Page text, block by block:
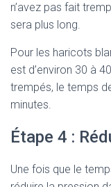
n’avez pas fait
sera plus long.
Pour les haricots
est d’environ 30 à
trempés, le temps
minutes.
Étape 4 :
Une fois que le